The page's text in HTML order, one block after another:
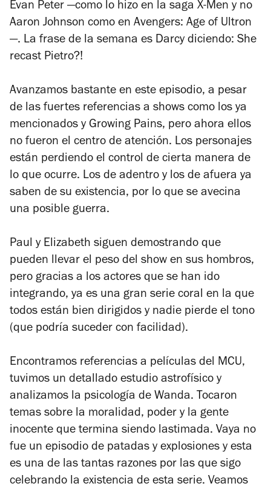
Evan Peter —como lo hizo en la saga X-Men y no
Aaron Johnson como en Avengers: Age of Ultron
—. La frase de la semana es Darcy diciendo: She
recast Pietro?!
Avanzamos bastante en este episodio, a pesar
de las fuertes referencias a shows como los ya
mencionados y Growing Pains, pero ahora ellos
no fueron el centro de atención. Los personajes
están perdiendo el control de cierta manera de
lo que ocurre. Los de adentro y los de afuera ya
saben de su existencia, por lo que se avecina
una posible guerra.
Paul y Elizabeth siguen demostrando que
pueden llevar el peso del show en sus hombros,
pero gracias a los actores que se han ido
integrando, ya es una gran serie coral en la que
todos están bien dirigidos y nadie pierde el tono
(que podría suceder con facilidad).
Encontramos referencias a películas del MCU,
tuvimos un detallado estudio astrofísico y
analizamos la psicología de Wanda. Tocaron
temas sobre la moralidad, poder y la gente
inocente que termina siendo lastimada. Vaya no
fue un episodio de patadas y explosiones y esta
es una de las tantas razones por las que sigo
celebrando la existencia de esta serie. Veamos